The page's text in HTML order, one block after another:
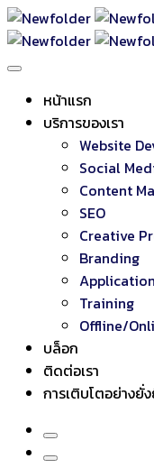
หน้าแรก
บริการของเรา
Website
Social
Content
SEO
Creative
Branding
Training
Offline/
บล็อก
ติดต่อเรา
การเติบโตอย่างยั่